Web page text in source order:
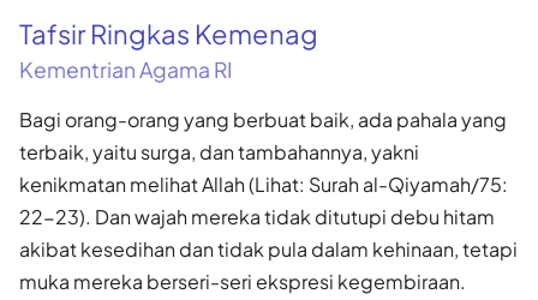
Tafsir Ringkas Kemenag
Kementrian Agama RI
Bagi orang-orang yang berbuat baik, ada pahala yang
terbaik, yaitu surga, dan tambahannya, yakni
kenikmatan melihat Allah (Lihat: Surah al-Qiyamah/75:
22-23). Dan wajah mereka tidak ditutupi debu hitam
akibat kesedihan dan tidak pula dalam kehinaan, tetapi
muka mereka berseri-seri ekspresi kegembiraan.